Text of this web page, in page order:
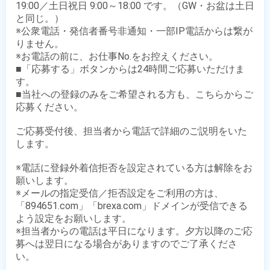
19:00／土日祝日 9:00～18:00 です。（GW・お盆は土日
と同じ。）
※公衆電話・発信者番号非通知・一部IP電話からは繋が
りません。
※お電話の前に、お仕事No.をお控えください。
■「応募する」ボタンからは24時間ご応募いただけま
す。
■当社への登録のみをご希望される方も、こちらからご
応募ください。
ご応募受付後、担当者から電話で詳細のご説明をいた
します。
※電話に登録外着信拒否を設定されている方は解除をお
願いします。
※メールの指定受信／拒否設定をご利用の方は、
「894651.com」「brexa.com」ドメインが受信できる
よう設定をお願いします。
※担当者からの電話は平日になります。夕方以降のご応
募へは翌日になる場合がありますのでご了承くださ